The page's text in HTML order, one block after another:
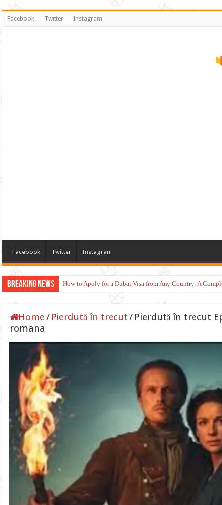
Facebook Twitter Instagram
Facebook Twitter Instagram
Breaking News How to Apply for a Dubai Visa from Any Country: A
Home/ Pierdută în trecut/ Pierdută în trecut
romana